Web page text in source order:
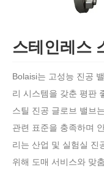
스테인레스
Bolaisi는 고성능 진공
리 시스템을 갖춘 평판
스틸 진공 글로브 밸브
관련 표준을 충족하며
리는 산업 및 실험실 진
위해 도매 서비스와 맞